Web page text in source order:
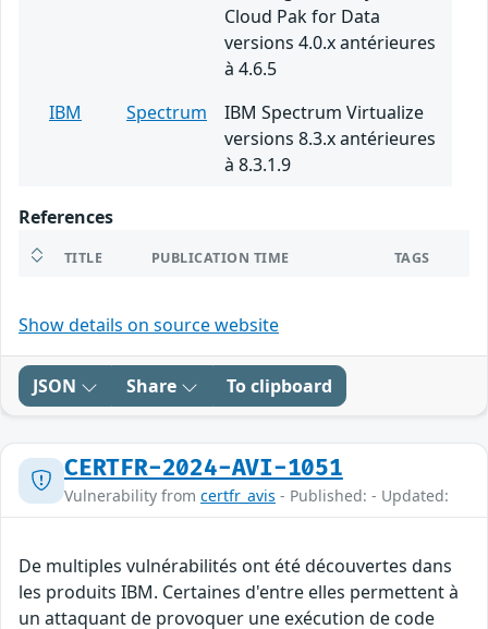
Cloud Pak for Data
versions 4.0.x antérieures
à 4.6.5
IBM
Spectrum
IBM Spectrum Virtualize
versions 8.3.x antérieures
à 8.3.1.9
References
TITLE PUBLICATION TIME TAGS
Show details on source website
JSON Share To clipboard
CERTFR-2024-AVI-1051
Vulnerability from certfr_avis - Published: - Updated:
De multiples vulnérabilités ont été découvertes dans
les produits IBM. Certaines d'entre elles permettent à
un attaquant de provoquer une exécution de code